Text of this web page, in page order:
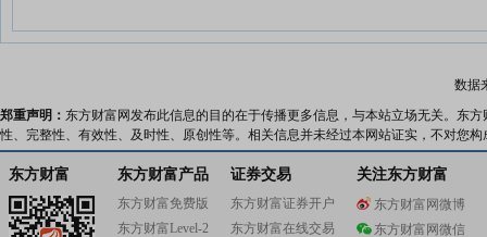
数据
郑重声明： 东方财富网发布此信息的目的在于传播更多信息，与本站立场无关。东
性、完整性、有效性、及时性、原创性等。相关信息并未经过本网站证实，不对您
东方财富 东方财富产品
东方财富免费版
东方财富Level-2
证券交易
东方财富证券开户
东方财富在线交易
关注东方财富
东方财富网微博
东方财富网微信